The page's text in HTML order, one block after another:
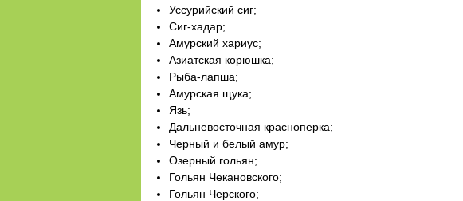
Уссурийский сиг;
Сиг-хадар;
Амурский хариус;
Азиатская корюшка;
Рыба-лапша;
Амурская щука;
Язь;
Дальневосточная красноперка;
Черный и белый амур;
Озерный гольян;
Гольян Чекановского;
Гольян Черского;